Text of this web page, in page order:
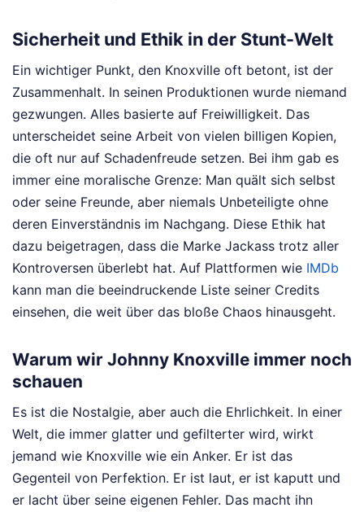
Sicherheit und Ethik in der Stunt-Welt
Ein wichtiger Punkt, den Knoxville oft betont, ist der
Zusammenhalt. In seinen Produktionen wurde niemand
gezwungen. Alles basierte auf Freiwilligkeit. Das
unterscheidet seine Arbeit von vielen billigen Kopien,
die oft nur auf Schadenfreude setzen. Bei ihm gab es
immer eine moralische Grenze: Man quält sich selbst
oder seine Freunde, aber niemals Unbeteiligte ohne
deren Einverständnis im Nachgang. Diese Ethik hat
dazu beigetragen, dass die Marke Jackass trotz aller
Kontroversen überlebt hat. Auf Plattformen wie IMDb
kann man die beeindruckende Liste seiner Credits
einsehen, die weit über das bloße Chaos hinausgeht.
Warum wir Johnny Knoxville immer noch
schauen
Es ist die Nostalgie, aber auch die Ehrlichkeit. In einer
Welt, die immer glatter und gefilterter wird, wirkt
jemand wie Knoxville wie ein Anker. Er ist das
Gegenteil von Perfektion. Er ist laut, er ist kaputt und
er lacht über seine eigenen Fehler. Das macht ihn